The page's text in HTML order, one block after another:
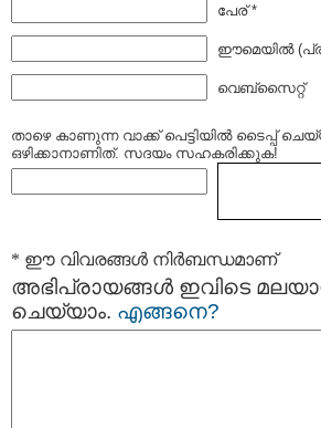
പേര് *
ഈമെയില്‍
വെബ്സൈറ്റ്
താഴെ കാണുന്ന വാക്ക് പെട്ടിയില്‍ ടൈപ്പ്‌
ഒഴിക്കാനാണിത്. സദയം സഹകരിക്കുക!
* ഈ വിവരങ്ങള്‍ നിര്‍ബന്ധമാണ്
അഭിപ്രായങ്ങള്‍ ഇവിടെ
ചെയ്യാം. എങ്ങനെ?